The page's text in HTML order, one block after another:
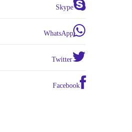
Skype
WhatsApp
Twitter
Facebook